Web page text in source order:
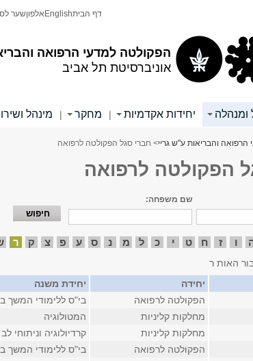
הפקולטה למדעי הרפואה
אוניברסיטת תל אביב
דף הביתEnglish אלפוןשער
ומנהלה יחידות אקדמיות | מחקר | מינהל
והבריאות ע"ש גריי> חברי סגל הפקולטה לרפואה
הפקולטה לרפואה
שם משפחה:
ו ז ח ט י כ ל מ נ ס ע פ צ ק ר
האות ר
יחידה יחידת משנה
הפקולטה לרפואה
בי"ס ללימודי המשך
מחלקות קליניות
המטולוגיה
מחלקות קליניות קרדיולוגיה וניתוחי לב
הפקולטה לרפואה
בי"ס ללימודי המשך